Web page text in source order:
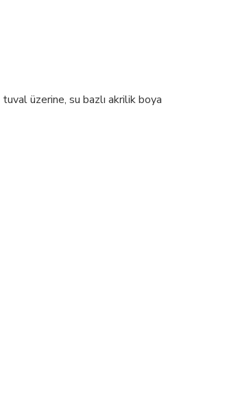
üzerine, su bazlı akrilik boya